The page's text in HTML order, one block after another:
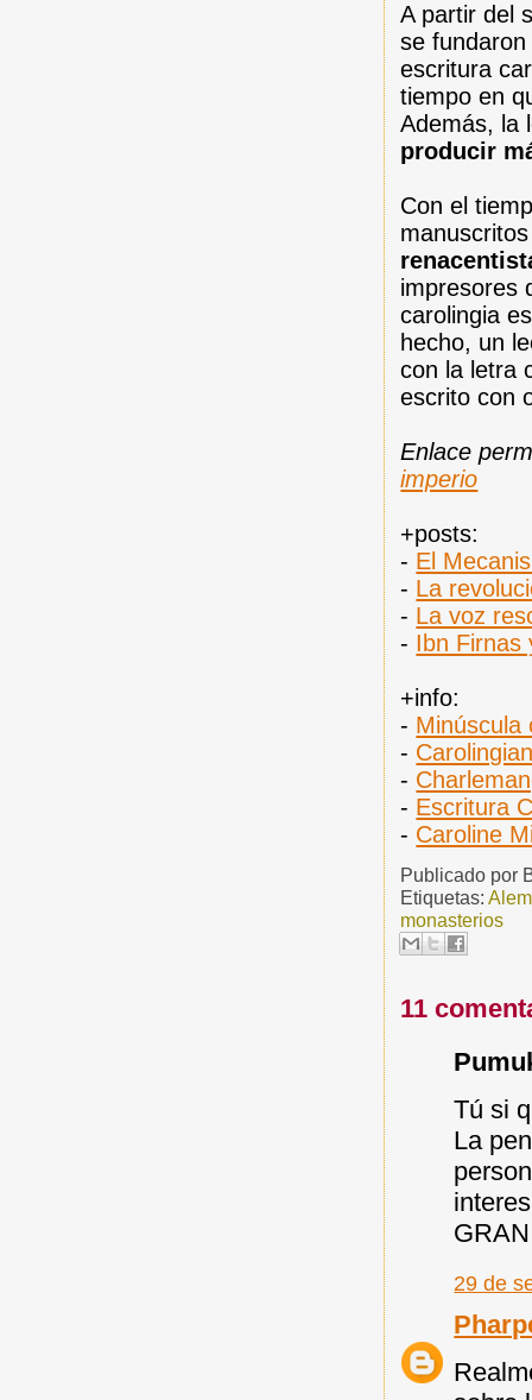
A partir del
se
escritura
tiempo en
Además, la
producir
Con el
impresores
carolingia
hecho, un
con la letra
escrito con
Enlace
imperio
+posts:
- El
- La
- La voz
- Ibn Firnas
+info:
- Minúscula
-
-
- Escritura
- Caroline
Publicado por
Etiquetas:
monasterios
11
Tú si
La
29 de